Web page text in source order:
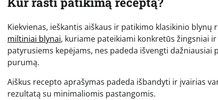
Kiekvienas, ieškantis aiškaus ir patikimo klasikinio
miltiniai blynai, kuriame pateikiami konkretūs žingsniai
patyrusiems kepėjams, nes padeda išvengti
purumą.
Aiškus recepto aprašymas padeda išbandyti ir įvairias
rezultatą su minimaliomis pastangomis.